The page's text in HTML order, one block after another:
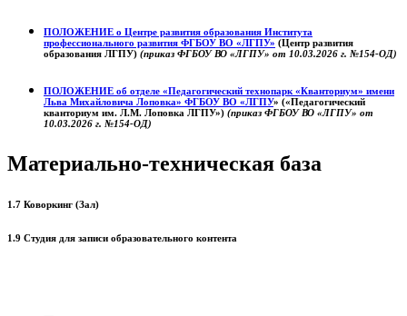
ПОЛОЖЕНИЕ о Центре развития образования Института
профессионального развития ФГБОУ ВО «ЛГПУ» (Центр развития
образования ЛГПУ) (приказ ФГБОУ ВО «ЛГПУ» от 10.03.2026 г. №154-ОД)
ПОЛОЖЕНИЕ об отделе «Педагогический технопарк «Кванториум» имени
Льва Михайловича Лоповка» ФГБОУ ВО «ЛГПУ» («Педагогический
кванториум им. Л.М. Лоповка ЛГПУ») (приказ ФГБОУ ВО «ЛГПУ» от
10.03.2026 г. №154-ОД)
Материально-техническая база
1.7 Коворкинг (Зал)
1.9 Студия для записи образовательного контента